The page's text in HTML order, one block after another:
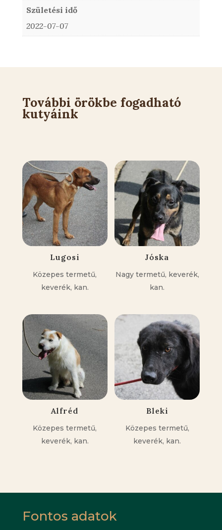
Születési idő
2022-07-07
További örökbe fogadható
kutyáink
Lugosi
Közepes termetű,
keverék, kan.
Jóska
Nagy termetű, keverék,
kan.
Alfréd
Közepes termetű,
keverék, kan.
Bleki
Közepes termetű,
keverék, kan.
Fontos adatok